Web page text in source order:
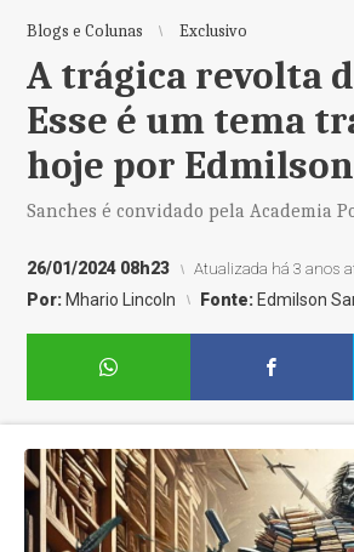
Blogs e Colunas Exclusivo
A trágica revolta
Esse é um tema
hoje por
Sanches é convidado pela Academia
26/01/2024 08h23 Atualizada há 3 anos
Por: Mhario Lincoln Fonte: Edmilson